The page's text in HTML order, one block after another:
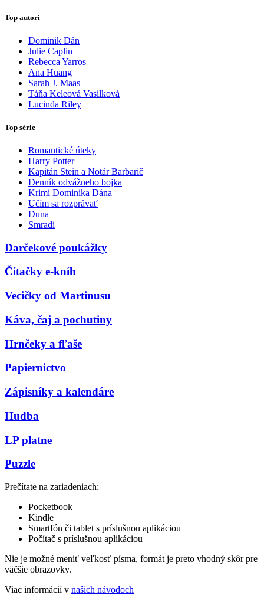
Top autori
Dominik Dán
Julie Caplin
Rebecca Yarros
Ana Huang
Sarah J. Maas
Táňa Keleová Vasilková
Lucinda Riley
Top série
Romantické úteky
Harry Potter
Kapitán Stein a Notár Barbarič
Denník odvážneho bojka
Krimi Dominika Dána
Učím sa rozprávať
Duna
Smradi
Darčekové poukážky
Čítačky e-kníh
Vecičky od Martinusu
Káva, čaj a pochutiny
Hrnčeky a fľaše
Papiernictvo
Zápisníky a kalendáre
Hudba
LP platne
Puzzle
Prečítate na zariadeniach:
Pocketbook
Kindle
Smartfón či tablet s príslušnou aplikáciou
Počítač s príslušnou aplikáciou
Nie je možné meniť veľkosť písma, formát je preto vhodný skôr pre
väčšie obrazovky.
Viac informácií v našich návodoch